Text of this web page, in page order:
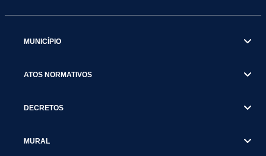
MUNICÍPIO
ATOS NORMATIVOS
DECRETOS
MURAL